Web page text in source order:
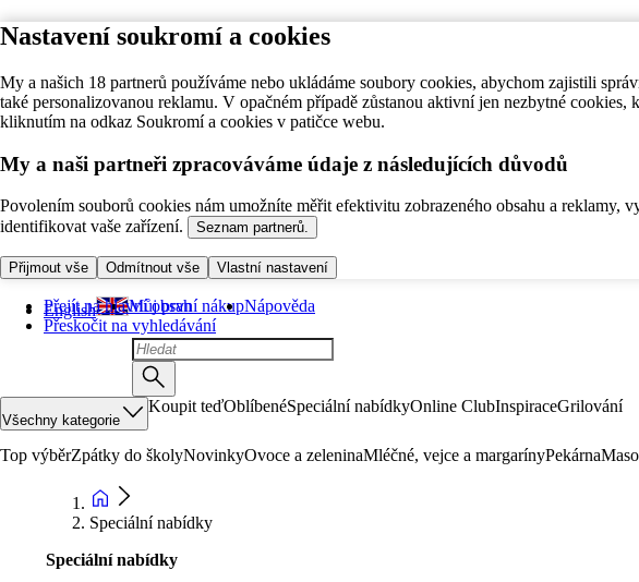
Nastavení soukromí a cookies
My a našich 18 partnerů používáme nebo ukládáme soubory cookies, abychom zajistili
také personalizovanou reklamu. V opačném případě zůstanou aktivní jen nezbytné
kliknutím na odkaz Soukromí a cookies v patičce webu.
My a naši partneři zpracováváme údaje z následujících důvodů
Povolením souborů cookies nám umožníte měřit efektivitu zobrazeného obsahu a reklamy,
identifikovat vaše zařízení.
Seznam partnerů.
Přijmout vše Odmítnout vše Vlastní nastavení
Přejít na hlavní obsah
Přeskočit na vyhledávání
English Můj první nákupNápověda
Všechny kategorie
Koupit teďOblíbenéSpeciální nabídkyOnline ClubInspiraceGrilování
Top výběrZpátky do školyNovinkyOvoce a zeleninaMléčné, vejce a margarínyPekárna
Speciální nabídky
Speciální nabídky